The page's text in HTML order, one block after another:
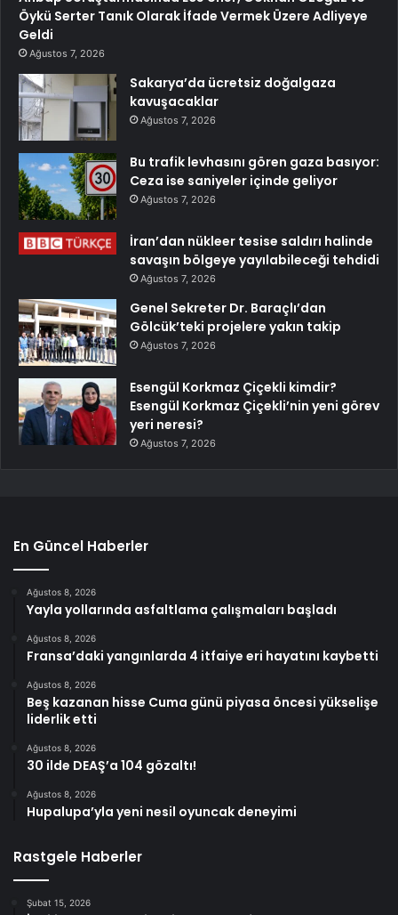
Öykü Serter Tanık Olarak İfade Vermek Üzere Adliyeye
Geldi
Ağustos 7, 2026
Sakarya’da ücretsiz doğalgaza
kavuşacaklar
Ağustos 7, 2026
Bu trafik levhasını gören gaza basıyor:
Ceza ise saniyeler içinde geliyor
Ağustos 7, 2026
İran’dan nükleer tesise saldırı halinde
savaşın bölgeye yayılabileceği tehdidi
Ağustos 7, 2026
Genel Sekreter Dr. Baraçlı’dan
Gölcük’teki projelere yakın takip
Ağustos 7, 2026
Esengül Korkmaz Çiçekli kimdir?
Esengül Korkmaz Çiçekli’nin yeni görev
yeri neresi?
Ağustos 7, 2026
En Güncel Haberler
Ağustos 8, 2026
Yayla yollarında asfaltlama çalışmaları başladı
Ağustos 8, 2026
Fransa’daki yangınlarda 4 itfaiye eri hayatını kaybetti
Ağustos 8, 2026
Beş kazanan hisse Cuma günü piyasa öncesi yükselişe
liderlik etti
Ağustos 8, 2026
30 ilde DEAŞ’a 104 gözaltı!
Ağustos 8, 2026
Hupalupa’yla yeni nesil oyuncak deneyimi
Rastgele Haberler
Şubat 15, 2026